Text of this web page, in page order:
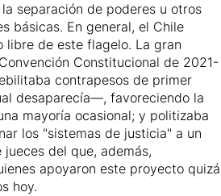
separación de poderes u otros
básicas. En general, el Chile
libre de este flagelo. La gran
Constitucional de 2021-
contrapesos de primer
desaparecía—, favoreciendo la
mayoría ocasional; y politizaba
los "sistemas de justicia" a un
del que, además,
apoyaron este proyecto quizá
hoy.